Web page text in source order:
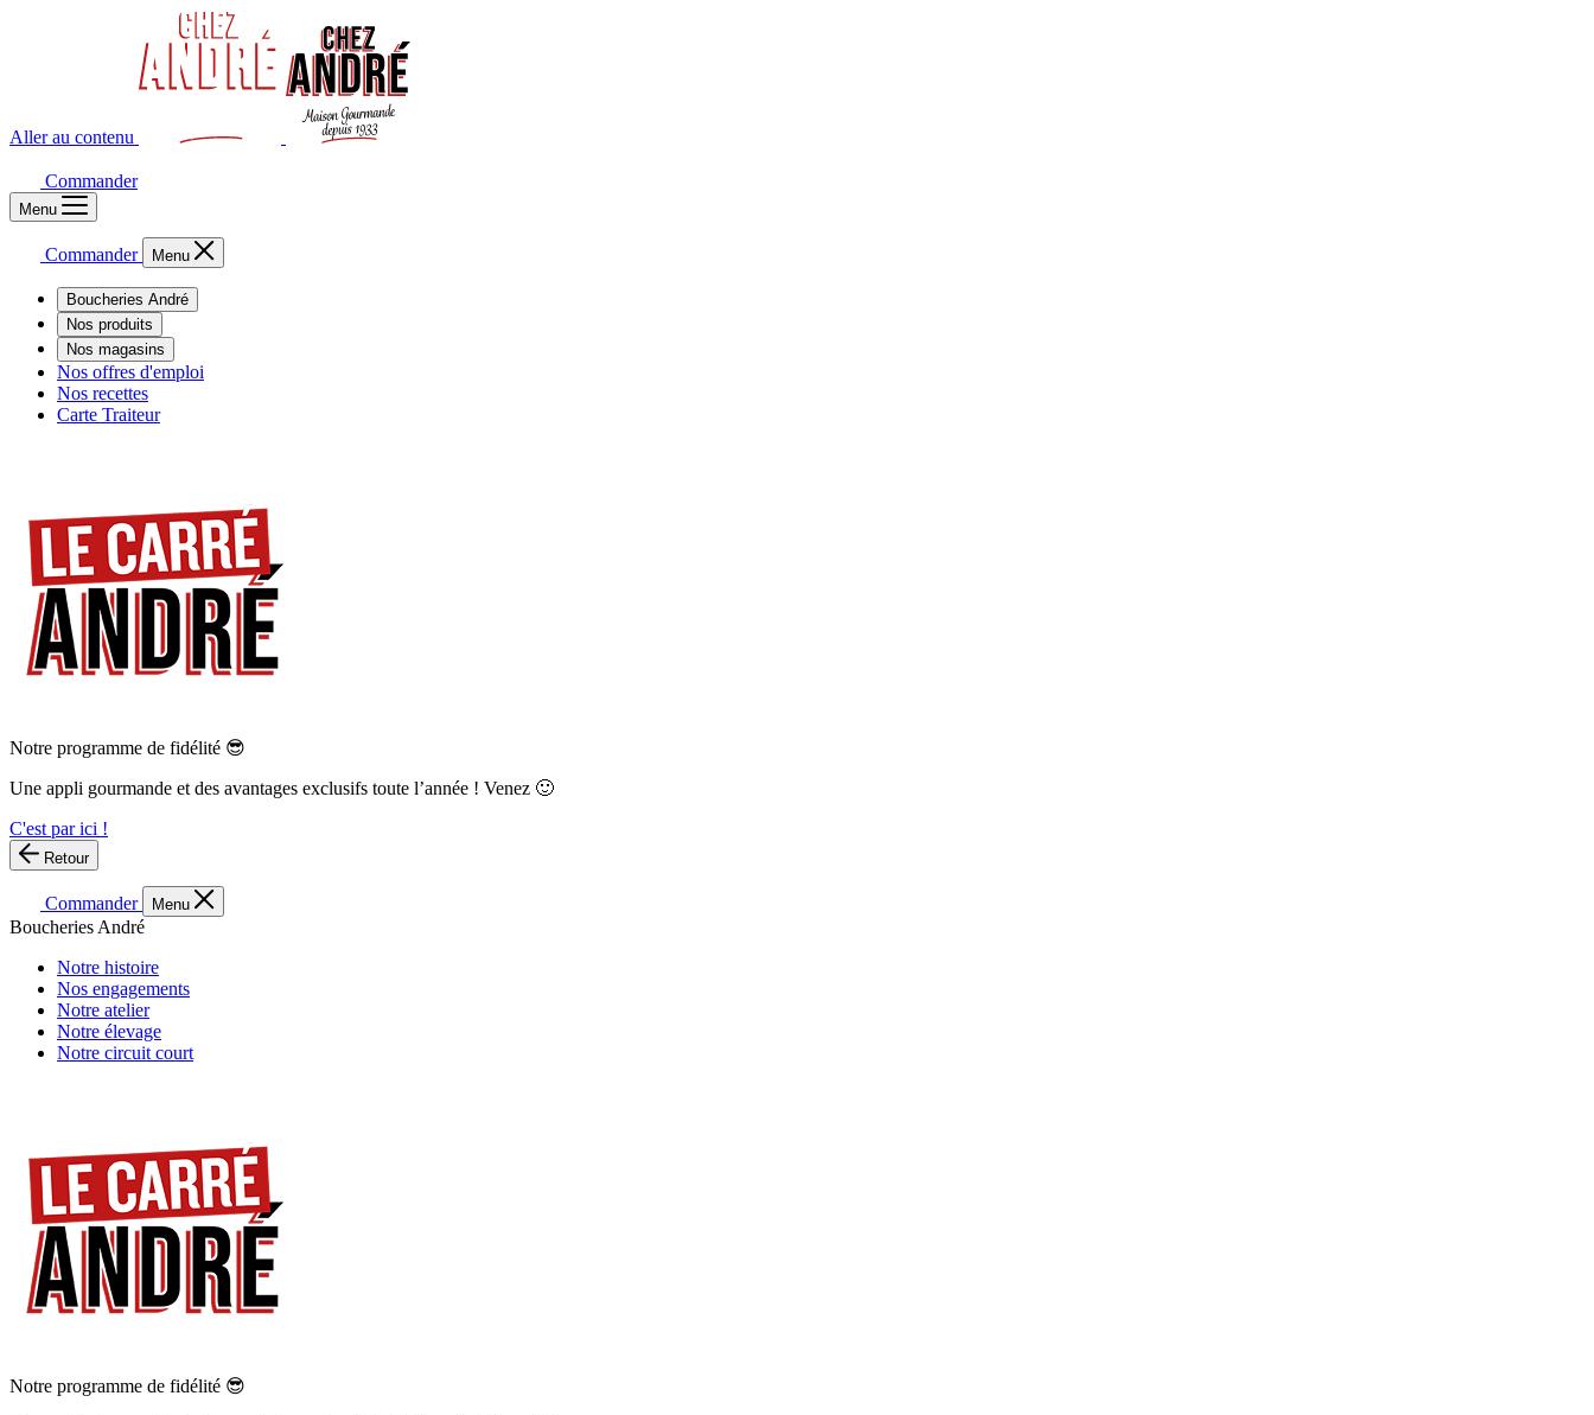
Aller au contenu
Commander
Menu
Commander Menu
Boucheries André
Nos produits
Nos magasins
Nos offres d'emploi
Nos recettes
Carte Traiteur
Notre programme de fidélité 😎
Une appli gourmande et des avantages exclusifs toute l’année ! Venez 🙂
C'est par ici !
Retour
Commander Menu
Boucheries André
Notre histoire
Nos engagements
Notre atelier
Notre élevage
Notre circuit court
Notre programme de fidélité 😎